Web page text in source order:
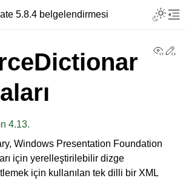
sidebar
5.8.4 belgelendirmesi Toggle
4.13.
Windows Presentation Foundation
için yerelleştirilebilir dizge
için kullanılan tek dilli bir XML